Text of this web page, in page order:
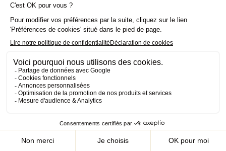
Rechercher
Le Crips Île-de-France, association déclarée
d’intérêt général et organisme associé de la
Région Île-de-France, est un acteur reconnu en
matière de prévention et de promotion de la
Appel d'offres Contactez-nous
Nous rejoindre
Agréments et habilitations
Concours d’affiches 2025-